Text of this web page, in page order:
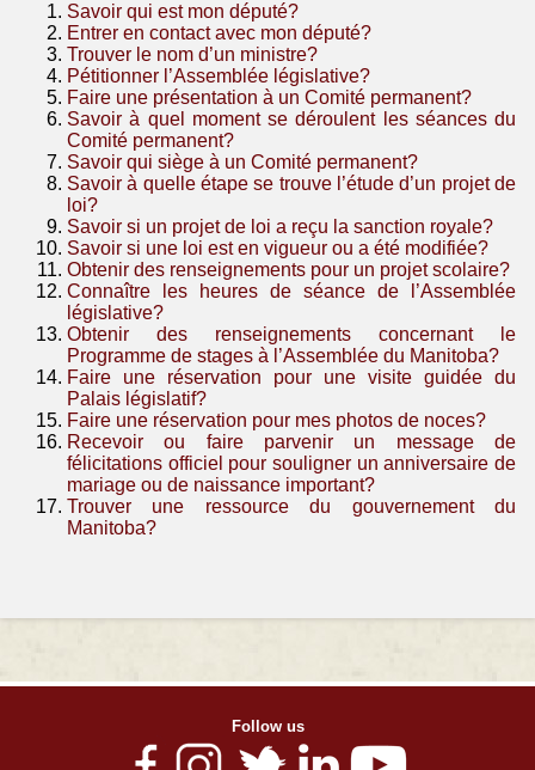
Savoir qui est mon député?
Entrer en contact avec mon député?
Trouver le nom d’un ministre?
Pétitionner l’Assemblée législative?
Faire une présentation à un Comité permanent?
Savoir à quel moment se déroulent les séances du
Comité permanent?
Savoir qui siège à un Comité permanent?
Savoir à quelle étape se trouve l’étude d’un projet de
loi?
Savoir si un projet de loi a reçu la sanction royale?
Savoir si une loi est en vigueur ou a été modifiée?
Obtenir des renseignements pour un projet scolaire?
Connaître les heures de séance de l’Assemblée
législative?
Obtenir des renseignements concernant le
Programme de stages à l’Assemblée du Manitoba?
Faire une réservation pour une visite guidée du
Palais législatif?
Faire une réservation pour mes photos de noces?
Recevoir ou faire parvenir un message de
félicitations officiel pour souligner un anniversaire de
mariage ou de naissance important?
Trouver une ressource du gouvernement du
Manitoba?
Follow us